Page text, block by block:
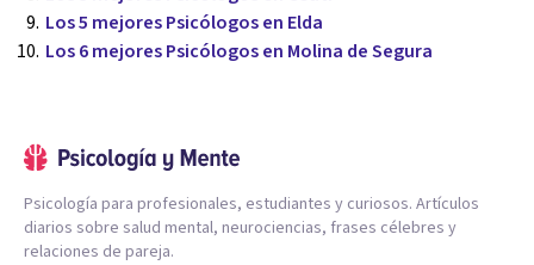
Los 5 mejores Psicólogos en Elda
Los 6 mejores Psicólogos en Molina de Segura
Psicología para profesionales, estudiantes y curiosos. Artículos
diarios sobre salud mental, neurociencias, frases célebres y
relaciones de pareja.